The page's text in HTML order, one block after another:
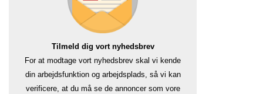
Tilmeld dig vort nyhedsbrev
For at modtage vort nyhedsbrev skal vi kende
din arbejdsfunktion og arbejdsplads, så vi kan
verificere, at du må se de annoncer som vore